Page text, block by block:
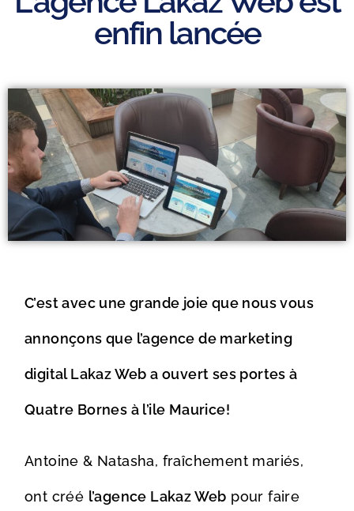
enfin lancée
C’est avec une grande joie que nous vous
annonçons que l’agence de marketing
digital Lakaz Web a ouvert ses portes à
Quatre Bornes à l’ile Maurice!
Antoine & Natasha, fraîchement mariés,
ont créé l’agence Lakaz Web pour faire